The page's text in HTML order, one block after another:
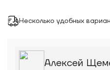
Несколько удобных
Алексей